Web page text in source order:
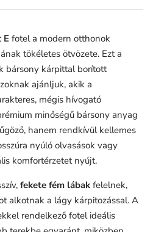
E fotel a modern otthonok
tökéletes ötvözete. Ezt a
bársony kárpittalborított
ajánljuk, akik a
mégis hívogató
minőségű bársony anyag
hanem rendkívül kellemes
nyúló olvasások vagy
komfortérzetet nyújt.
fekete fém lábak felelnek,
alkotnak a lágy kárpitozással. A
rendelkező fotel ideális